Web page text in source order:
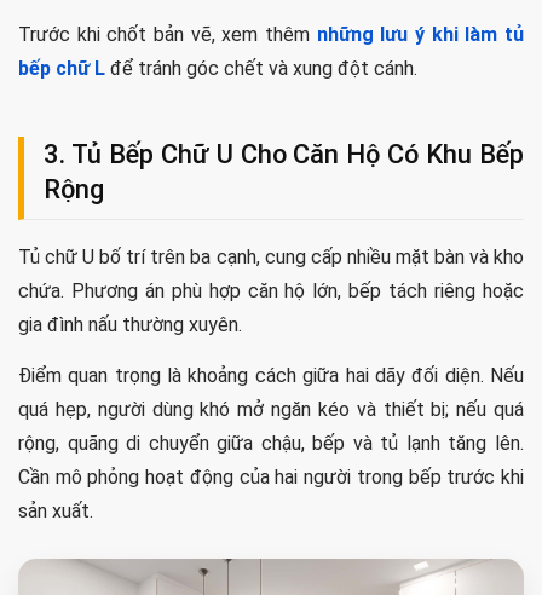
Trước khi chốt bản vẽ, xem thêm những lưu ý khi làm tủ
bếp chữ L để tránh góc chết và xung đột cánh.
3. Tủ Bếp Chữ U Cho Căn Hộ Có Khu Bếp
Rộng
Tủ chữ U bố trí trên ba cạnh, cung cấp nhiều mặt bàn và kho
chứa. Phương án phù hợp căn hộ lớn, bếp tách riêng hoặc
gia đình nấu thường xuyên.
Điểm quan trọng là khoảng cách giữa hai dãy đối diện. Nếu
quá hẹp, người dùng khó mở ngăn kéo và thiết bị; nếu quá
rộng, quãng di chuyển giữa chậu, bếp và tủ lạnh tăng lên.
Cần mô phỏng hoạt động của hai người trong bếp trước khi
sản xuất.